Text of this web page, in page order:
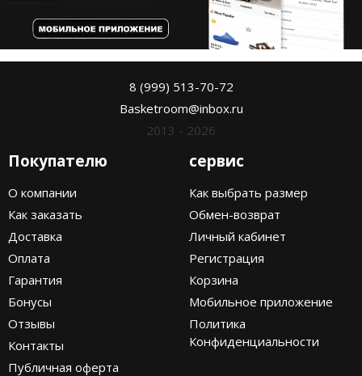
8 (999) 513-70-72
Basketroom@inbox.ru
2013 - 2026
Покупателю
О компании
Как заказать
Доставка
Оплата
Гарантия
Бонусы
Отзывы
Контакты
Публичная оферта
сервис
Как выбрать размер
Обмен-возврат
Личный кабинет
Регистрация
Корзина
Мобильное приложение
Политика
Конфиденциальности